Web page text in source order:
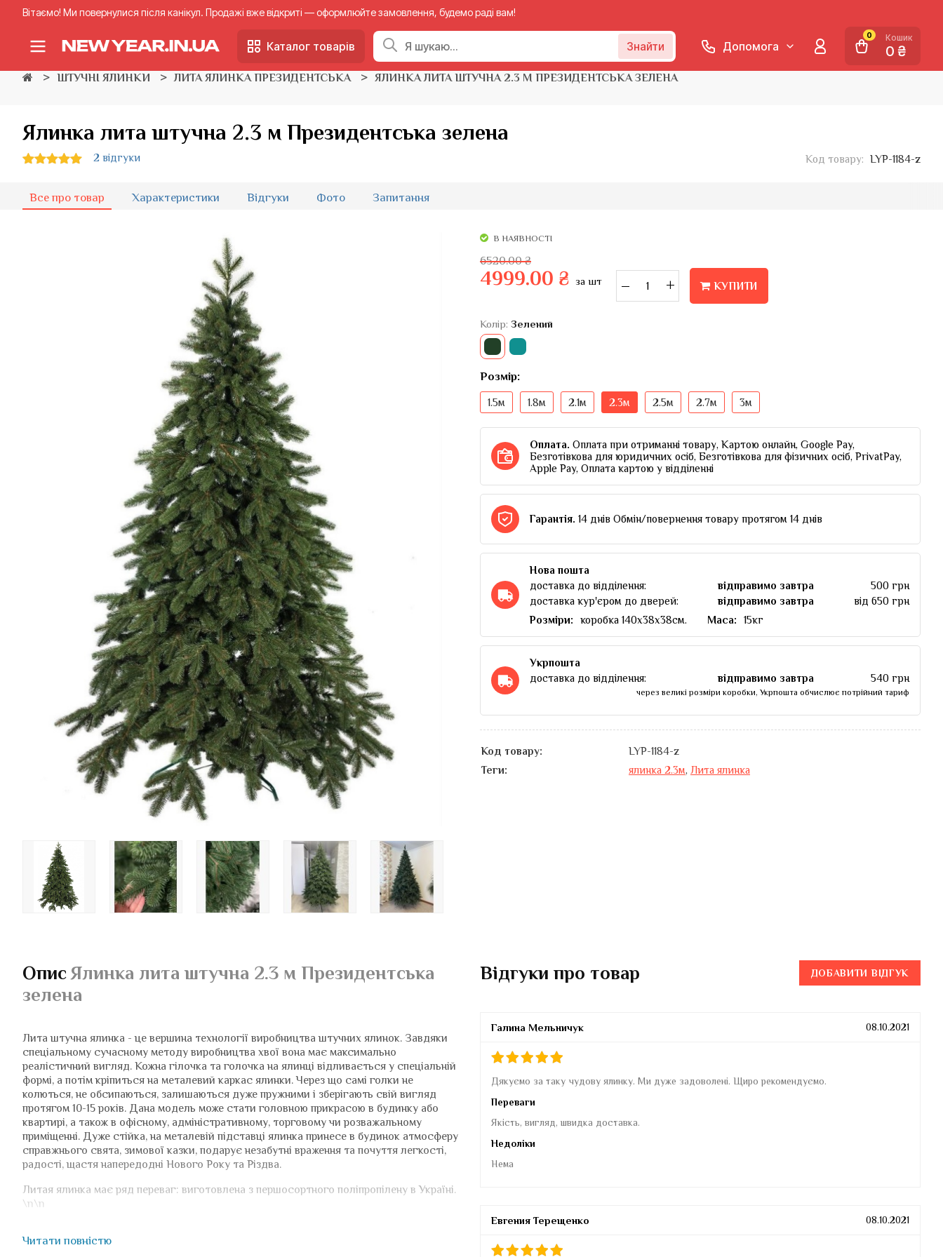
Вітаємо! Ми повернулися після канікул. Продажі вже відкриті — оформлюйте замовлення, будемо раді вам!
Каталог товарів Знайти Допомога
0 Кошик
0 ₴
ШТУЧНІ ЯЛИНКИ ЛИТА ЯЛИНКА ПРЕЗИДЕНТСЬКА ЯЛИНКА ЛИТА ШТУЧНА 2.3 М ПРЕЗИДЕНТСЬКА ЗЕЛЕНА
Ялинка лита штучна 2.3 м Президентська зелена
Код товару: LYP-1184-z
2 відгуки
Все про товар Характеристики Відгуки Фото Запитання
В НАЯВНОСТІ
4999.00 ₴
6520.00 ₴
за шт – + КУПИТИ
Колір: Зелений
Розмір:
1.5м 1.8м 2.1м 2.3м 2.5м 2.7м 3м
Оплата. Оплата при отриманні товару, Картою онлайн, Google Pay,
Безготівкова для юридичних осіб, Безготівкова для фізичних осіб, PrivatPay,
Apple Pay, Оплата картою у відділенні
Гарантія. 14 днів Обмін/повернення товару протягом 14 днів
Нова пошта
доставка до відділення:
відправимо завтра
500 грн
доставка кур'єром до дверей:
відправимо завтра
від 650 грн
Розміри:
коробка 140х38х38см. Маса: 15кг
Укрпошта
доставка до відділення:
відправимо завтра 540 грн
через великі розміри коробки, Укрпошта обчислює потрійний тариф
Код товару:
LYP-1184-z
Теги:
ялинка 2.3м, Лита ялинка
ОписЯлинка лита штучна 2.3 м Президентська
зелена
Лита штучна ялинка - це вершина технології виробництва штучних ялинок. Завдяки
спеціальному сучасному методу виробництва хвої вона має максимально
реалістичний вигляд. Кожна гілочка та голочка на ялинці відливається у спеціальній
формі, а потім кріпиться на металевий каркас ялинки. Через що самі голки не
колються, не обсипаються, залишаються дуже пружними і зберігають свій вигляд
протягом 10-15 років. Дана модель може стати головною прикрасою в будинку або
квартирі, а також в офісному, адміністративному, торговому чи розважальному
приміщенні. Дуже стійка, на металевій підставці ялинка принесе в будинок атмосферу
справжнього свята, зимової казки, подарує незабутні враження та почуття легкості,
радості, щастя напередодні Нового Року та Різдва.
Литая ялинка має ряд переваг: виготовлена ​​з першосортного поліпропілену в Україні.
\n\n
сировини. Безпечна для дітей та тварин. Пожежостійка.
Читати повністю
Відгуки про товар ДОБАВИТИ ВІДГУК
Галина Мельничук 08.10.2021
Дякуємо за таку чудову ялинку. Ми дуже задоволені. Щиро рекомендуємо.
Переваги
Якість, вигляд, швидка доставка.
Недоліки
Нема
Евгения Терещенко 08.10.2021